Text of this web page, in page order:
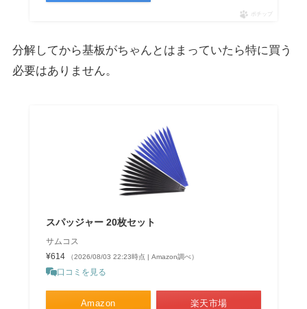
ポチップ
分解してから基板がちゃんとはまっていたら特に買う
必要はありません。
スパッジャー 20枚セット
サムコス
¥614
（2026/08/03 22:23時点 | Amazon調べ）
口コミを見る
Amazon 楽天市場